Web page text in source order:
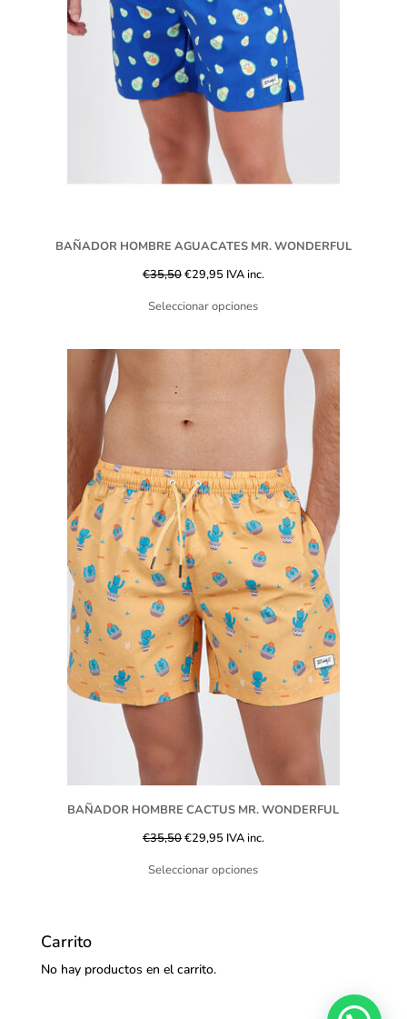
BAÑADOR HOMBRE AGUACATES MR. WONDERFUL
€35,50€29,95 IVA inc.
Seleccionar opciones
BAÑADOR HOMBRE CACTUS MR. WONDERFUL
€35,50€29,95 IVA inc.
Seleccionar opciones
Carrito
No hay productos en el carrito.